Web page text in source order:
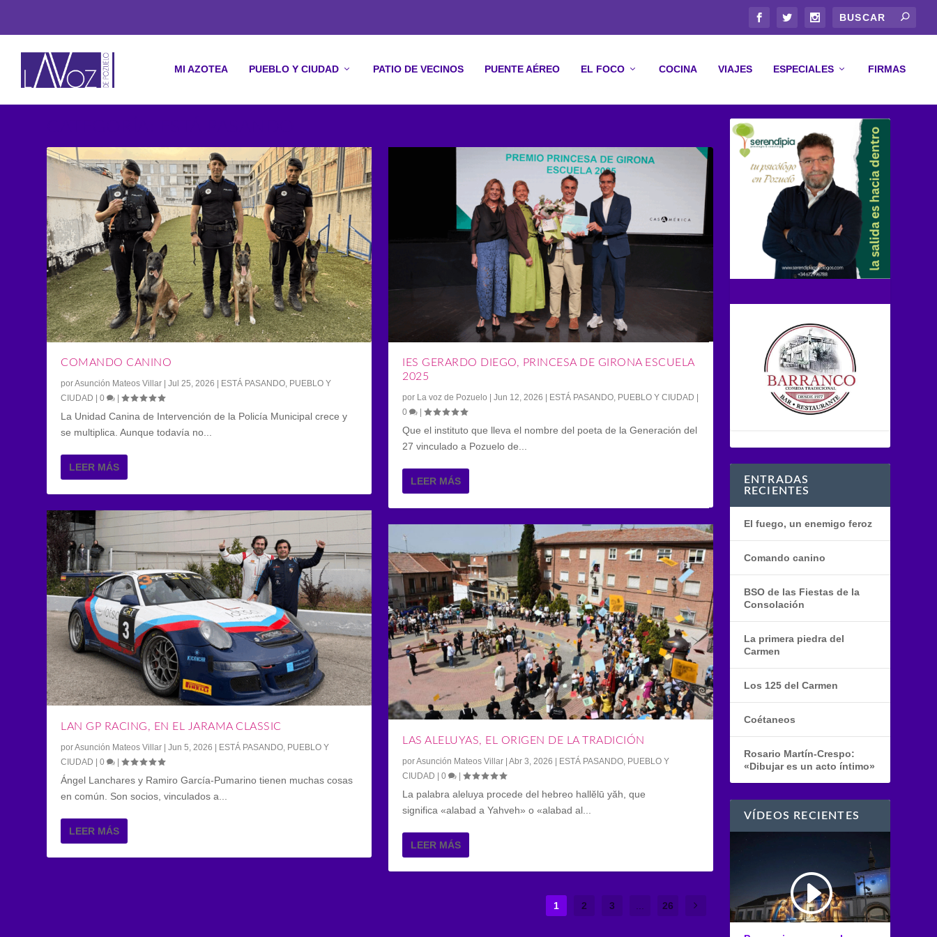
MI AZOTEA PUEBLO Y CIUDAD PATIO DE VECINOS PUENTE AÉREO EL FOCO COCINA VIAJES ESPECIALES FIRMAS
COMANDO CANINO
porAsunción Mateos Villar |Jul 25, 2026 ESTÁ PASANDO, PUEBLO Y
CIUDAD |0 |
La Unidad Canina de Intervención de la Policía Municipal crece y
se multiplica. Aunque todavía no...
LEER MÁS
LAN GP RACING, EN EL JARAMA CLASSIC
porAsunción Mateos Villar |Jun 5, 2026 | ESTÁ PASANDO PUEBLO Y
CIUDAD |0 |
Ángel Lanchares y Ramiro García-Pumarino tienen muchas cosas
en común. Son socios, vinculados a...
LEER MÁS
IES GERARDO DIEGO, PRINCESA DE GIRONA ESCUELA
2025
por La voz de Pozuelo |Jun 12, 2026 ESTÁ PASANDO, PUEBLO Y CIUDAD
0
|
Que el instituto que lleva el nombre del poeta de la Generación del
27 vinculado a Pozuelo de...
LEER MÁS
LAS ALELUYAS, EL ORIGEN DE LA TRADICIÓN
porAsunción Mateos Villar |Abr 3, 2026 | ESTÁ PASANDO PUEBLO Y
CIUDAD |0 |
La palabra aleluya procede del hebreo hallĕlū yăh, que
significa «alabad a Yahveh» o «alabad al...
LEER MÁS
1 2 3 26
ENTRADAS
RECIENTES
El fuego, un enemigo feroz
Comando canino
BSO de las Fiestas de la
Consolación
La primera piedra del
Carmen
Los 125 del Carmen
Coétaneos
Rosario Martín-Crespo:
«Dibujar es un acto íntimo»
VÍDEOS RECIENTES